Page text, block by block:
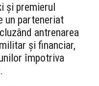
și premierul
un parteneriat
antrenarea
și financiar,
împotriva